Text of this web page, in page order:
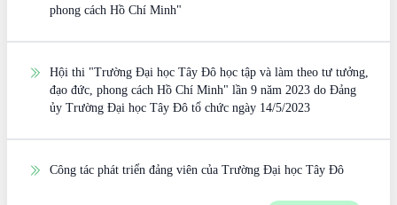
phong cách Hồ Chí Minh"
Hội thi "Trường Đại học Tây Đô học tập và làm theo tư tưởng,
đạo đức, phong cách Hồ Chí Minh" lần 9 năm 2023 do Đảng
ủy Trường Đại học Tây Đô tổ chức ngày 14/5/2023
Công tác phát triển đảng viên của Trường Đại học Tây Đô